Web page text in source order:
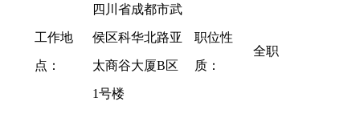
工作地
点：
四川省成都市武
侯区科华北路亚
太商谷大厦B区
1号楼
职位性
质：
全职